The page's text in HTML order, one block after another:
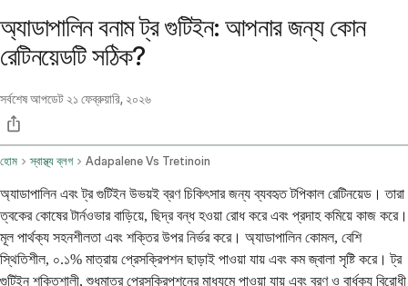
অ্যাডাপালিন বনাম ট্র গুটিইন: আপনার জন্য কোন
রেটিনয়েডটি সঠিক?
সর্বশেষ আপডেট২১ ফেব্রুয়ারি, ২০২৬
হোম স্বাস্থ্য ব্লগ Adapalene Vs Tretinoin
অ্যাডাপালিন এবং ট্র গুটিইন উভয়ই ব্রণ চিকিৎসার জন্য ব্যবহৃত টপিকাল রেটিনয়েড। তারা
ত্বকের কোষের টার্নওভার বাড়িয়ে, ছিদ্র বন্ধ হওয়া রোধ করে এবং প্রদাহ কমিয়ে কাজ করে।
মূল পার্থক্য সহনশীলতা এবং শক্তির উপর নির্ভর করে। অ্যাডাপালিন কোমল, বেশি
স্থিতিশীল, ০.১% মাত্রায় প্রেসক্রিপশন ছাড়াই পাওয়া যায় এবং কম জ্বালা সৃষ্টি করে। ট্র
গুটিইন শক্তিশালী, শুধুমাত্র প্রেসক্রিপশনের মাধ্যমে পাওয়া যায় এবং ব্রণ ও বার্ধক্য বিরোধী